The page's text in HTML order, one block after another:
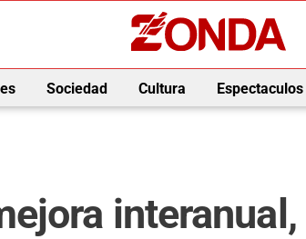
Sociedad Cultura Espectaculos